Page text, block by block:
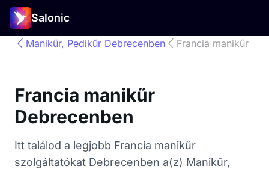
Salonic
Manikűr, Pedikűr Debrecenben Francia manikűr
Francia manikűr
Debrecenben
Itt találod a legjobb Francia manikűr
szolgáltatókat Debrecenben a(z) Manikűr,